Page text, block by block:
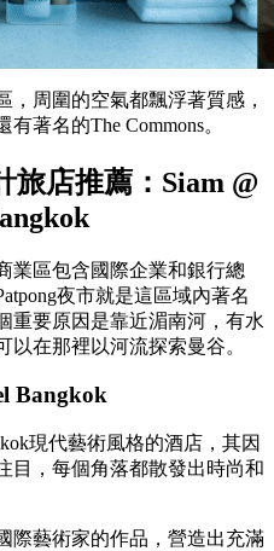
周圍的空氣都飄浮著質感，
著名的The Commons。
旅店推薦：Siam @
業區包含國際企業和銀行總
夜市就是這區域內著名
重要原因是靠近湄南河，有水
在那裡以河流探索曼谷。
Bangkok
現代藝術風格的酒店，其因
目，每個角落都散發出時尚和
際藝術家的作品，營造出充滿